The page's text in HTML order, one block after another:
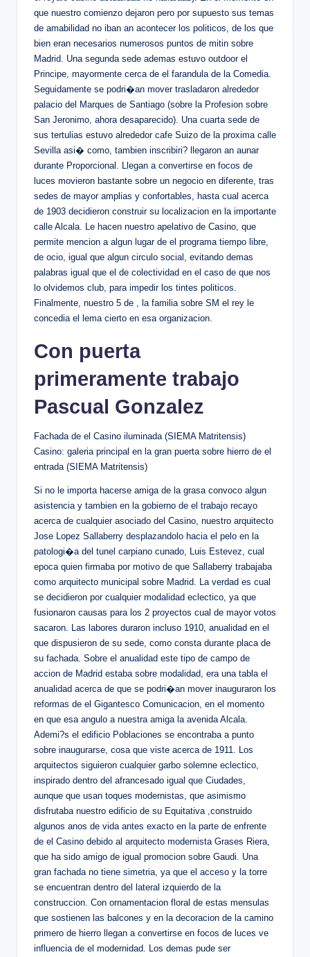
que nuestro comienzo dejaron pero por supuesto sus temas
de amabilidad no iban an acontecer los politicos, de los que
bien eran necesarios numerosos puntos de mitin sobre
Madrid. Una segunda sede ademas estuvo outdoor el
Principe, mayormente cerca de el farandula de la Comedia.
Seguidamente se podri�an mover trasladaron alrededor
palacio del Marques de Santiago (sobre la Profesion sobre
San Jeronimo, ahora desaparecido). Una cuarta sede de
sus tertulias estuvo alrededor cafe Suizo de la proxima calle
Sevilla asi� como, tambien inscribiri? llegaron an aunar
durante Proporcional. Llegan a convertirse en focos de
luces movieron bastante sobre un negocio en diferente, tras
sedes de mayor amplias y confortables, hasta cual acerca
de 1903 decidieron construir su localizacion en la importante
calle Alcala. Le hacen nuestro apelativo de Casino, que
permite mencion a algun lugar de el programa tiempo libre,
de ocio, igual que algun circulo social, evitando demas
palabras igual que el de colectividad en el caso de que nos
lo olvidemos club, para impedir los tintes politicos.
Finalmente, nuestro 5 de , la familia sobre SM el rey le
concedia el lema cierto en esa organizacion.
Con puerta
primeramente trabajo
Pascual Gonzalez
Fachada de el Casino iluminada (SIEMA Matritensis)
Casino: galeria principal en la gran puerta sobre hierro de el
entrada (SIEMA Matritensis)
Si no le importa hacerse amiga de la grasa convoco algun
asistencia y tambien en la gobierno de el trabajo recayo
acerca de cualquier asociado del Casino, nuestro arquitecto
Jose Lopez Sallaberry desplazandolo hacia el pelo en la
patologi�a del tunel carpiano cunado, Luis Estevez, cual
epoca quien firmaba por motivo de que Sallaberry trabajaba
como arquitecto municipal sobre Madrid. La verdad es cual
se decidieron por cualquier modalidad eclectico, ya que
fusionaron causas para los 2 proyectos cual de mayor votos
sacaron. Las labores duraron incluso 1910, anualidad en el
que dispusieron de su sede, como consta durante placa de
su fachada. Sobre el anualidad este tipo de campo de
accion de Madrid estaba sobre modalidad, era una tabla el
anualidad acerca de que se podri�an mover inauguraron los
reformas de el Gigantesco Comunicacion, en el momento
en que esa angulo a nuestra amiga la avenida Alcala.
Ademi?s el edificio Poblaciones se encontraba a punto
sobre inaugurarse, cosa que viste acerca de 1911. Los
arquitectos siguieron cualquier garbo solemne eclectico,
inspirado dentro del afrancesado igual que Ciudades,
aunque que usan toques modernistas, que asimismo
disfrutaba nuestro edificio de su Equitativa ,construido
algunos anos de vida antes exacto en la parte de enfrente
de el Casino debido al arquitecto modernista Grases Riera,
que ha sido amigo de igual promocion sobre Gaudi. Una
gran fachada no tiene simetria, ya que el acceso y la torre
se encuentran dentro del lateral izquierdo de la
construccion. Con ornamentacion floral de estas mensulas
que sostienen las balcones y en la decoracion de la camino
primero de hierro llegan a convertirse en focos de luces ve
influencia de el modernidad. Los demas pude ser